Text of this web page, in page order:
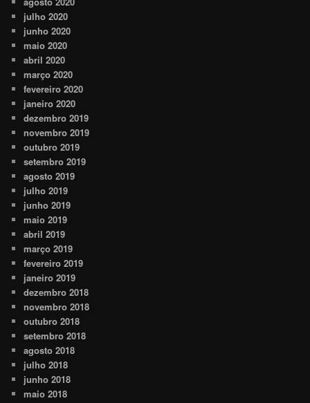
julho 2020
junho 2020
maio 2020
abril 2020
março 2020
fevereiro 2020
janeiro 2020
dezembro 2019
novembro 2019
outubro 2019
setembro 2019
agosto 2019
julho 2019
junho 2019
maio 2019
abril 2019
março 2019
fevereiro 2019
janeiro 2019
dezembro 2018
novembro 2018
outubro 2018
setembro 2018
agosto 2018
julho 2018
junho 2018
maio 2018